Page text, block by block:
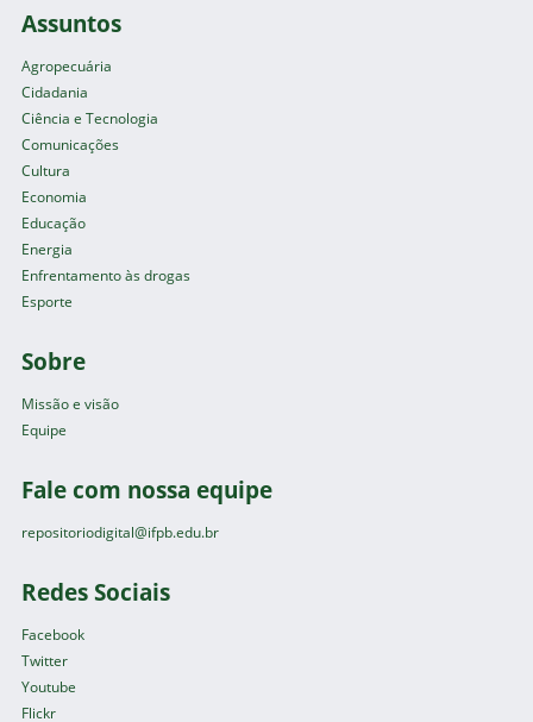
Assuntos
Agropecuária
Cidadania
Ciência e Tecnologia
Comunicações
Cultura
Economia
Educação
Energia
Enfrentamento às drogas
Esporte
Sobre
Missão e visão
Equipe
Fale com nossa equipe
repositoriodigital@ifpb.edu.br
Redes Sociais
Facebook
Twitter
Youtube
Flickr